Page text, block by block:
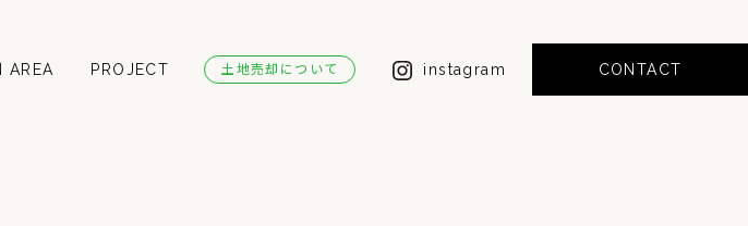
AREA PROJECT 土地売却について instagram CONTACT